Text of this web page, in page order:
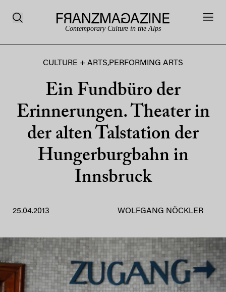
Contemporary Culture in the Alps
CULTURE + ARTS,PERFORMING ARTS
Ein Fundbüro der
Erinnerungen. Theater in
der alten Talstation der
Hungerburgbahn in
Innsbruck
25.04.2013 WOLFGANG NÖCKLER